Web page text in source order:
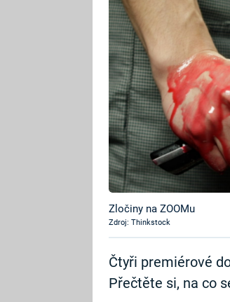
Zločiny na ZOOMu
Zdroj: Thinkstock
Čtyři premiérové
Přečtěte si, na co